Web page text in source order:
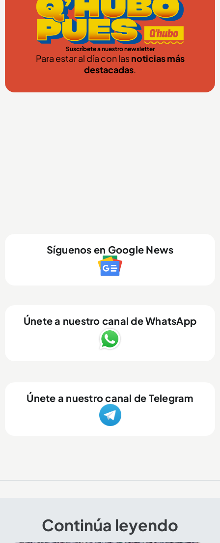
Suscríbete a nuestro newsletter
Para estar al día con lasnoticias más
destacadas.
Síguenos en Google News
Únete a nuestro canal de WhatsApp
Únete a nuestro canal de Telegram
Continúa leyendo